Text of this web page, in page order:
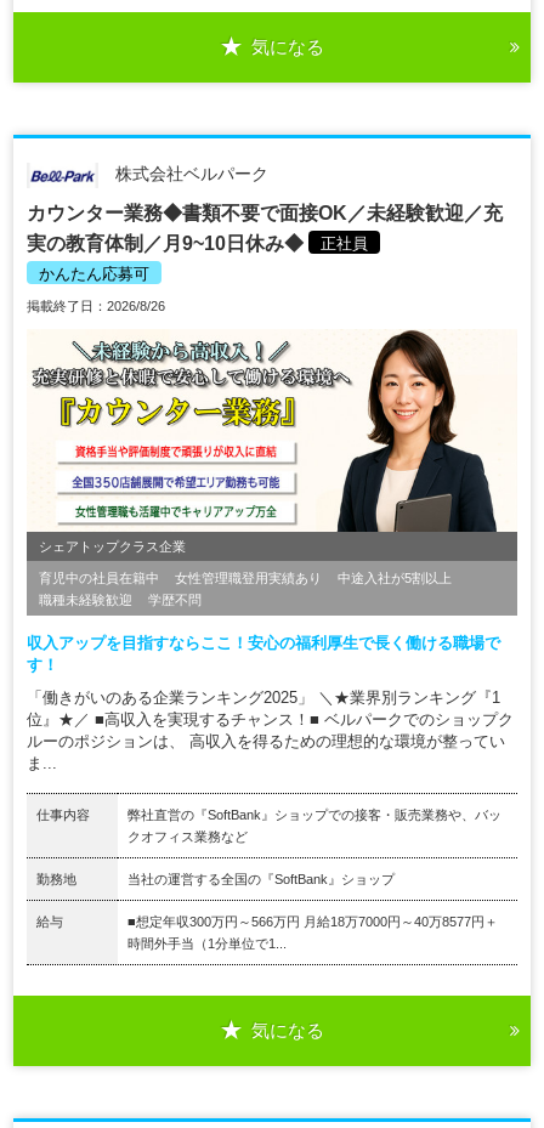
気になる
株式会社ベルパーク
カウンター業務◆書類不要で面接OK／未経験歓迎／充
実の教育体制／月9~10日休み◆
正社員
かんたん応募可
掲載終了日：2026/8/26
シェアトップクラス企業
育児中の社員在籍中 女性管理職登用実績あり
中途入社が5割以上
職種未経験歓迎
学歴不問
収入アップを目指すならここ！安心の福利厚生で長く働ける職場で
す！
「働きがいのある企業ランキング2025」 ＼★業界別ランキング『1
位』★／ ■高収入を実現するチャンス！■ ベルパークでのショップク
ルーのポジションは、 高収入を得るための理想的な環境が整ってい
ま...
仕事内容
弊社直営の『SoftBank』ショップでの接客・販売業務や、バッ
クオフィス業務など
勤務地 当社の運営する全国の『SoftBank』ショップ
給与
■想定年収300万円～566万円 月給18万7000円～40万8577円＋
時間外手当（1分単位で1...
気になる